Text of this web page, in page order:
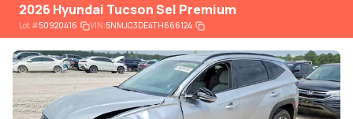
2026 Hyundai Tucson Sel Premium
Lot#50920416 VIN:5NMJC3DE4TH666124